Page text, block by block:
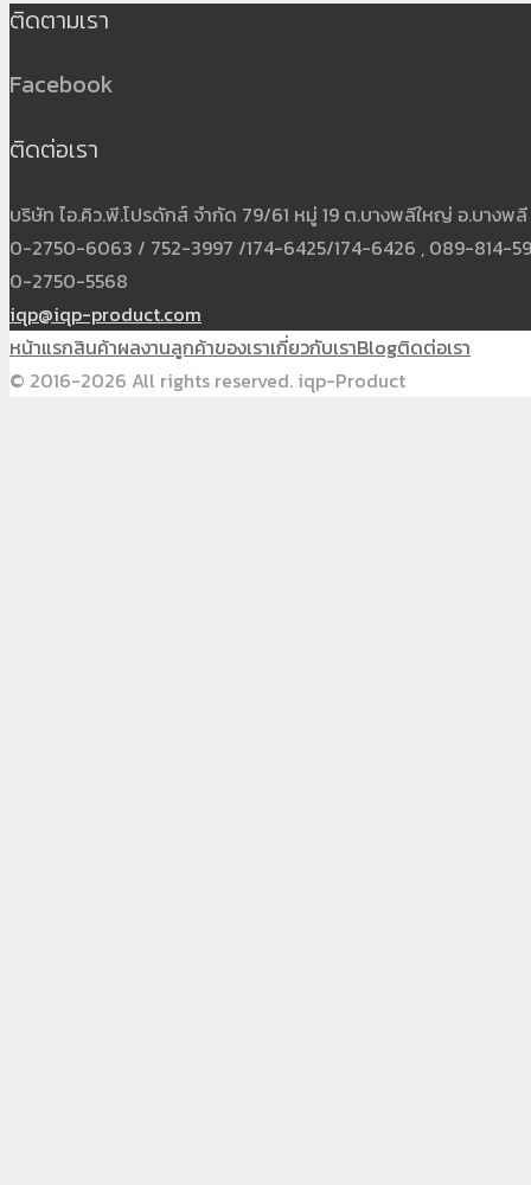
ติดตามเรา
Facebook
ติดต่อเรา
บริษัท ไอ.คิว.พี.โปรดักส์ จำกัด 79/61 หมู่ 19 ต.บางพลีใหญ่ อ.บางพ
0-2750-6063 / 752-3997 /174-6425/174-6426 , 089-814-
0-2750-5568
iqp@iqp-product.com
หน้าแรกสินค้าผลงานลูกค้าของเราเกี่ยวกับเราBlogติดต่อเรา
© 2016-2026 All rights reserved. iqp-Product